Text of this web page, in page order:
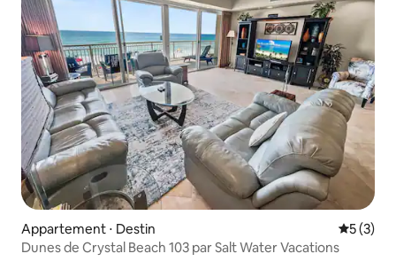
Appartement ⋅ Destin
5 (3)
Dunes de Crystal Beach 103 par Salt Water Vacations